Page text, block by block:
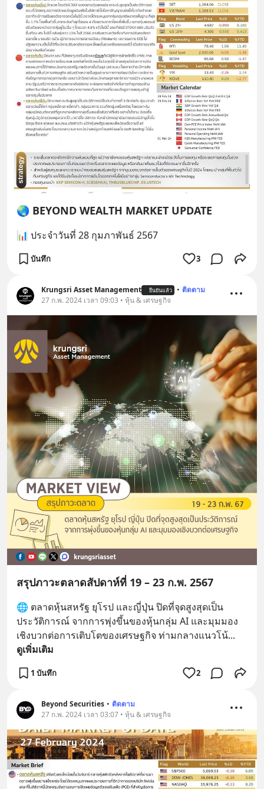
🌏 BEYOND WEALTH MARKET UPDATE
📊 ประจำวันที่ 28 กุมภาพันธ์ 2567
บันทึก 3
Krungsri Asset Management ยืนยันแล้ว • ติดตาม
27 ก.พ. 2024 เวลา 09:03 • หุ้น & เศรษฐกิจ
สรุปภาวะตลาดสัปดาห์ที่ 19 – 23 ก.พ. 2567
🌐 ตลาดหุ้นสหรัฐ ยุโรป และญี่ปุ่น ปิดที่จุดสูงสุดเป็น
ประวัติการณ์ จากการพุ่งขึ้นของหุ้นกลุ่ม AI และมุมมอง
เชิงบวกต่อการเติบโตของเศรษฐกิจ ท่ามกลางแนวโน้...
ดูเพิ่มเติม
1 บันทึก 2
Beyond Securities • ติดตาม
27 ก.พ. 2024 เวลา 03:07 • หุ้น & เศรษฐกิจ